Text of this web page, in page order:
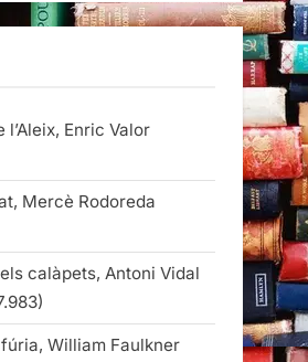
l’Aleix, Enric Valor
Mercè Rodoreda
calàpets, Antoni Vidal
William Faulkner